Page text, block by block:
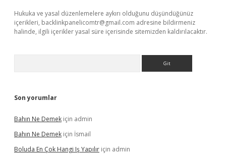
Hukuka ve yasal düzenlemelere aykırı olduğunu düşündüğünüz
içerikleri, backlinkpanelicomtr@gmail.com adresine bildirmeniz
halinde, ilgili içerikler yasal süre içerisinde sitemizden kaldırılacaktır.
Son yorumlar
Bahın Ne Demek için admin
Bahın Ne Demek için İsmail
Boluda En Çok Hangi Iş Yapılır için admin